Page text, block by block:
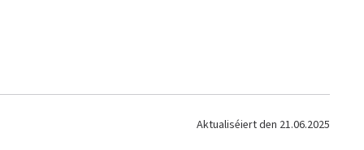
Aktualiséiert den 21.06.2025